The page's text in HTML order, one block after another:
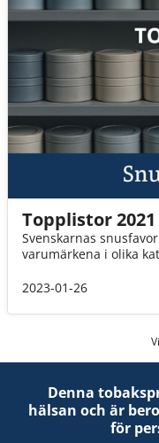
Topplistor 2021
Svenskarnas
varumärkena i olika
2023-01-26
Denna
hälsan och är
för